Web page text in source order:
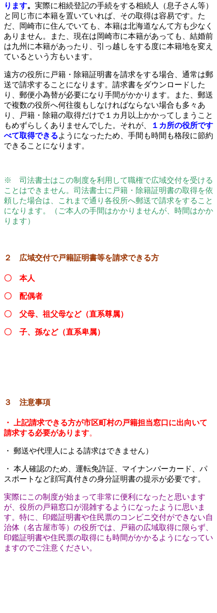
ります。 実際に相続登記の手続をする相続人（息子さん等）
と同じ市に本籍を置いていれば、その取得は容易です。た
だ、岡崎市に住んでいても、本籍は北海道なんて方も少なく
ありません。また、現在は岡崎市に本籍があっても、結婚前
は九州に本籍があったり、引っ越しをする度に本籍地を変え
ているという方もいます。
遠方の役所に戸籍・除籍証明書を請求をする場合、通常は郵
送で請求することになります。請求書をダウンロードした
り、郵便小為替が必要になり手間がかかります。また、郵送
で複数の役所へ何往復もしなければならない場合も多々あ
り、戸籍・除籍の取得だけで１カ月以上かかってしまうこと
もめずらしくありませんでした。それが、
１カ所の役所です
べて取得できるようになったため、手間も時間も格段に節約
できることになります。
※ 司法書士はこの制度を利用して職権で広域交付を受ける
ことはできません。司法書士に戸籍・除籍証明書の取得を依
頼した場合は、これまで通り各役所へ郵送で請求をすること
になります。（ご本人の手間はかかりませんが、時間はかか
ります）
２ 広域交付で戸籍証明書等を請求できる方
〇 本人
〇 配偶者
〇 父母、祖父母など（直系尊属）
〇 子、孫など（直系卑属）
３ 注意事項
・
上記請求できる方が市区町村の戸籍担当窓口に出向いて
請求する必要があります。
・ 郵送や代理人による請求はできません）
・ 本人確認のため、運転免許証、マイナンバーカード、パ
スポートなど顔写真付きの身分証明書の提示が必要です。
実際にこの制度が始まって非常に便利になったと思います
が、役所の戸籍窓口が混雑するようになったように思いま
す。特に、印鑑証明書や住民票のコンビニ交付ができない自
治体（名古屋市等）の役所では、戸籍の広域取得に限らず、
印鑑証明書や住民票の取得にも時間がかかるようになってい
ますのでご注意ください。